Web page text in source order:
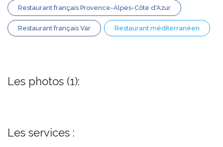
Restaurant français Provence-Alpes-Côte d'Azur
Restaurant français Var Restaurant méditerranéen
Les photos (1):
Les services :